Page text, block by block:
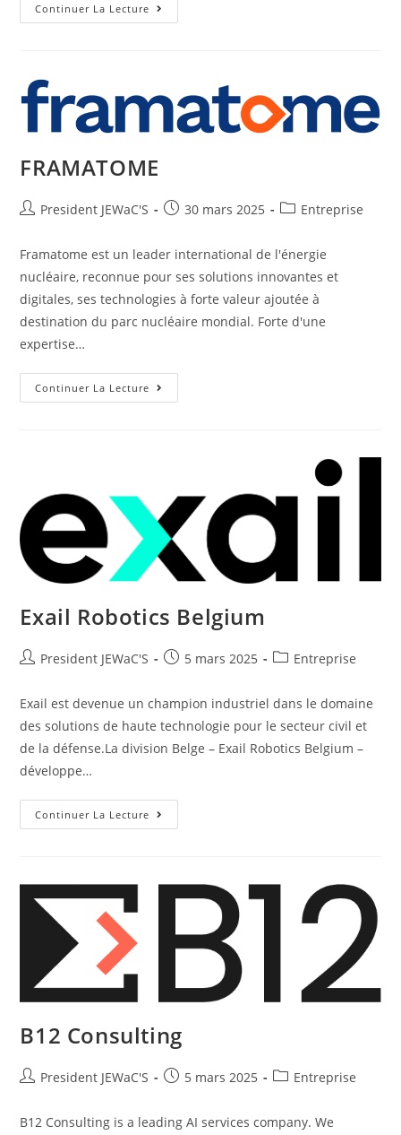
Continuer La Lecture
FRAMATOME
President JEWaC'S 30 mars 2025 Entreprise
Framatome est un leader international de l'énergie
nucléaire, reconnue pour ses solutions innovantes et
digitales, ses technologies à forte valeur ajoutée à
destination du parc nucléaire mondial. Forte d'une
expertise…
Continuer La Lecture
Exail Robotics Belgium
President JEWaC'S 5 mars 2025 Entreprise
Exail est devenue un champion industriel dans le domaine
des solutions de haute technologie pour le secteur civil et
de la défense.La division Belge – Exail Robotics Belgium –
développe…
Continuer La Lecture
B12 Consulting
President JEWaC'S 5 mars 2025 Entreprise
B12 Consulting is a leading AI services company. We